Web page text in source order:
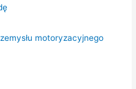
motoryzacyjnego